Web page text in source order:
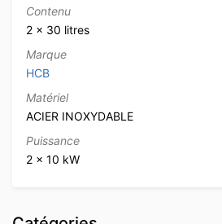
Contenu
2 x 30 litres
Marque
HCB
Matériel
ACIER INOXYDABLE
Puissance
2 x 10 kW